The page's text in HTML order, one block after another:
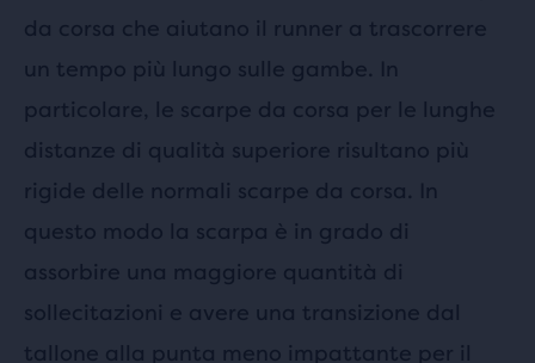
da corsa che aiutano il runner a trascorrere
un tempo più lungo sulle gambe. In
particolare, le scarpe da corsa per le lunghe
distanze di qualità superiore risultano più
rigide delle normali scarpe da corsa. In
questo modo la scarpa è in grado di
assorbire una maggiore quantità di
sollecitazioni e avere una transizione dal
tallone alla punta meno impattante per il